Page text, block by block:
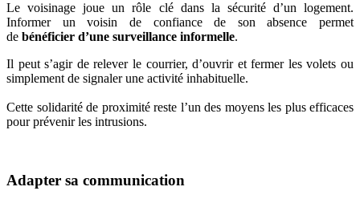
Le voisinage joue un rôle clé dans la sécurité d’un logement.
Informer un voisin de confiance de son absence permet
de bénéficier d’une surveillance informelle.
Il peut s’agir de relever le courrier, d’ouvrir et fermer les volets ou
simplement de signaler une activité inhabituelle.
Cette solidarité de proximité reste l’un des moyens les plus efficaces
pour prévenir les intrusions.
Adapter sa communication